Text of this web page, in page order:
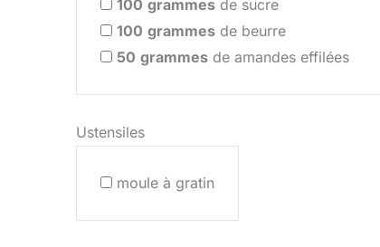
100 grammes de sucre
100 grammes de beurre
50 grammes de amandes effilées
Ustensiles
moule à gratin